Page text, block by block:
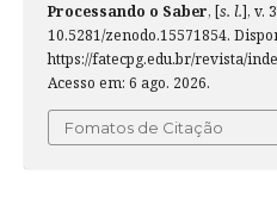
Processando o Saber, [s. l.], v.
10.5281/zenodo.15571854.
https://fatecpg.edu.br/revista/
Acesso em: 6 ago. 2026.
Fomatos de Citação